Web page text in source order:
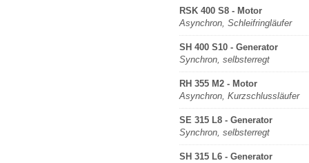
RSK 400 S8 - Motor
Asynchron, Schleifringläufer
SH 400 S10 - Generator
Synchron, selbsterregt
RH 355 M2 - Motor
Asynchron, Kurzschlussläufer
SE 315 L8 - Generator
Synchron, selbsterregt
SH 315 L6 - Generator